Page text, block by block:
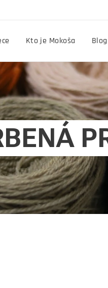
Kto je Mokoša Blog